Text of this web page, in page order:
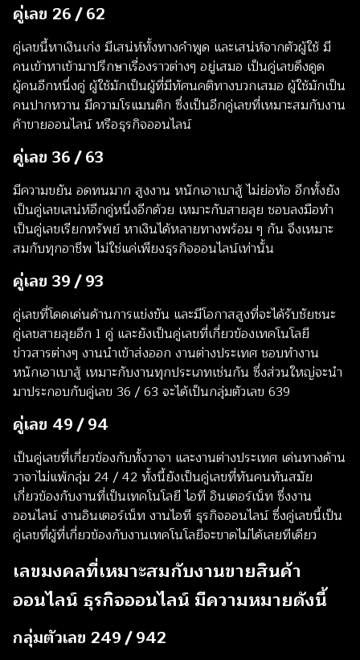
คู่เลข 26 / 62
คู่เลขนี้หาเงินเก่ง มีเสน่ห์ทั้งทางคำพูด และเสน่ห์จากตัวผู้ใช้ มี
คนเข้าหาเข้ามาปรึกษาเรื่องราวต่างๆ อยู่เสมอ เป็นคู่เลขดึงดูด
ผู้คนอีกหนึ่งคู่ ผู้ใช้มักเป็นผู้ที่มีทัศนคติทางบวกเสมอ ผู้ใช้มักเป็น
คนปากหวาน มีความโรแมนติก ซึ่งเป็นอีกคู่เลขที่เหมาะสมกับงาน
ค้าขายออนไลน์ หรือธุรกิจออนไลน์
คู่เลข 36 / 63
มีความขยัน อดทนมาก สูงงาน หนักเอาเบาสู้ ไม่ย่อท้อ อีกทั้งยัง
เป็นคู่เลขเสน่ห์อีกคู่หนึ่งอีกด้วย เหมาะกับสายลุย ชอบลงมือทำ
เป็นคู่เลขเรียกทรัพย์ หาเงินได้หลายทางพร้อม ๆ กัน จึงเหมาะ
สมกับทุกอาชีพ ไม่ใช่แค่เพียงธุรกิจออนไลน์เท่านั้น
คู่เลข 39 / 93
คู่เลขที่โดดเด่นด้านการแข่งขัน และมีโอกาสสูงที่จะได้รับชัยชนะ
คู่เลขสายลุยอีก 1 คู่ และยังเป็นคู่เลขที่เกี่ยวข้องเทคโนโลยี
ข่าวสารต่างๆ งานนำเข้าส่งออก งานต่างประเทศ ชอบทำงาน
หนักเอาเบาสู้ เหมาะกับงานทุกประเภทเช่นกัน ซึ่งส่วนใหญ่จะนำ
มาประกอบกับคู่เลข 36 / 63 จะได้เป็นกลุ่มตัวเลข 639
คู่เลข 49 / 94
เป็นคู่เลขที่เกี่ยวข้องกับทั้งวาจา และงานต่างประเทศ เด่นทางด้าน
วาจาไม่แพ้กลุ่ม 24 / 42 ทั้งนี้ยังเป็นคู่เลขที่ทันคนทันสมัย
เกี่ยวข้องกับงานที่เป็นเทคโนโลยี ไอที อินเตอร์เน็ท ซึ่งงาน
ออนไลน์ งานอินเตอร์เน็ท งานไอที ธุรกิจออนไลน์ ซึ่งคู่เลขนี้เป็น
คู่เลขที่ผู้ที่เกี่ยวข้องกับงานเทคโนโลยีจะขาดไม่ได้เลยทีเดียว
เลขมงคลที่เหมาะสมกับงานขายสินค้า
ออนไลน์ ธุรกิจออนไลน์ มีความหมายดังนี้
กลุ่มตัวเลข 249 / 942